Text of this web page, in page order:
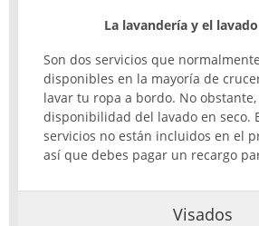
La lavandería y el
Son dos servicios que
disponibles en la mayoría de
lavar tu ropa a bordo. No
disponibilidad del lavado en seco.
servicios no están incluidos en el
así que debes pagar un recargo
Visados